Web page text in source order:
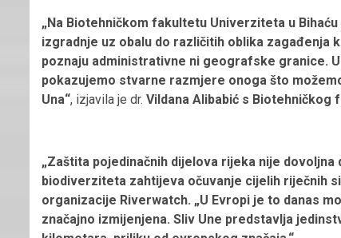
„Na Biotehničkom fakultetu Univerziteta u
izgradnje uz obalu do različitih oblika zagađenja
poznaju administrativne ni geografske granice.
pokazujemo stvarne razmjere onoga što
Una“, izjavila je dr. Vildana Alibabić s
„Zaštita pojedinačnih dijelova rijeka nije
biodiverziteta zahtijeva očuvanje cijelih riječnih
organizacije Riverwatch. „U Evropi je to danas
značajno izmijenjena. Sliv Une predstavlja